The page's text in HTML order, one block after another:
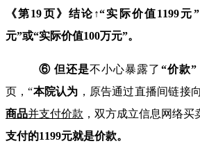
《第19页》结论↑“实际价值1199元”
元”或“实际价值100万元”。
⑥ 但还是不小心暴露了 “价款”
页，“本院认为 ，原告通过直播间链接
商品并支付价款 ，双方成立信息网络买
支付的1199元就是价款。